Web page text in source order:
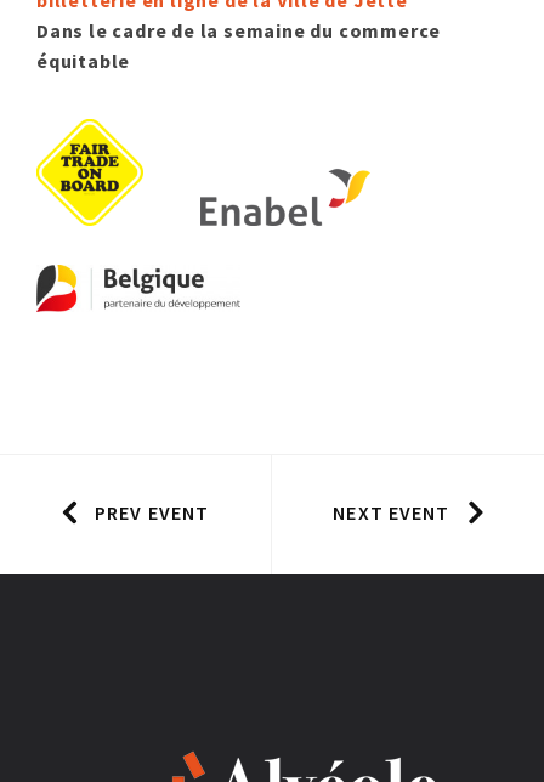
Dans le cadre de la semaine du commerce
équitable
PREV EVENT NEXT EVENT